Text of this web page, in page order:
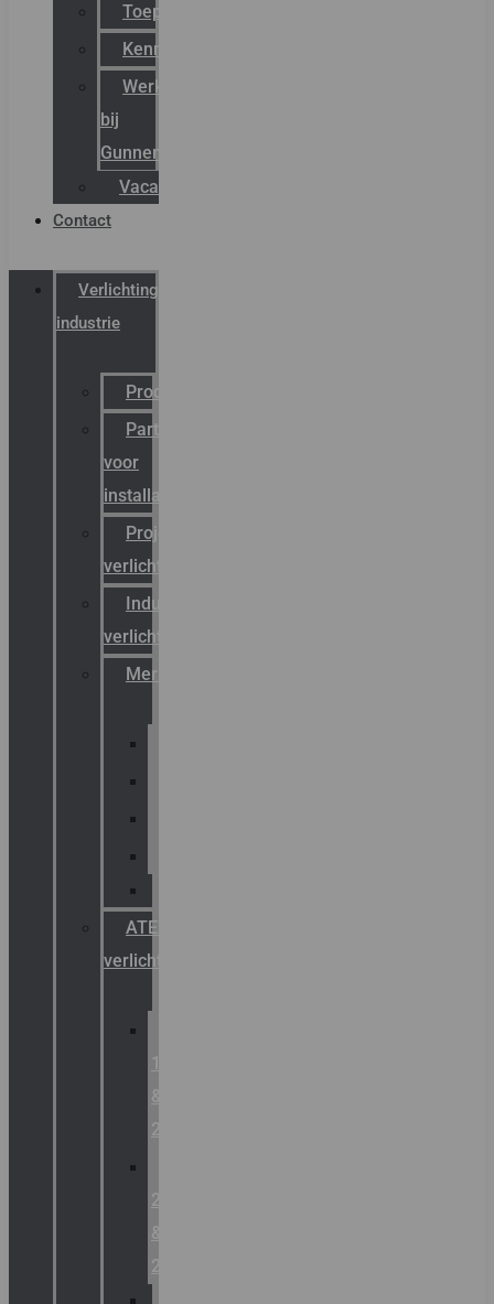
Toepassingen
Kenniscentrum
Werken
bij
Gunneman
Vacatures
Contact
Verlichting
industrie
Productcatalogus
Partner
voor
installateurs
Projectreferenties
verlichting
Industriële
verlichting
Merken
ATEX
verlichting
1
&
2
21
&
22